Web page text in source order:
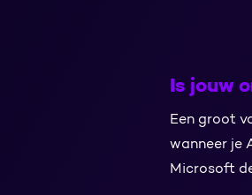
Is jouw
Een groot
wanneer je
Microsoft